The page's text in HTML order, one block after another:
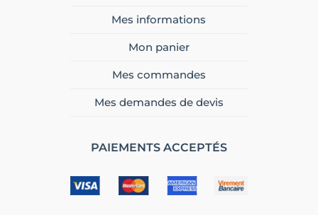
Mes informations
Mon panier
Mes commandes
Mes demandes de devis
PAIEMENTS ACCEPTÉS